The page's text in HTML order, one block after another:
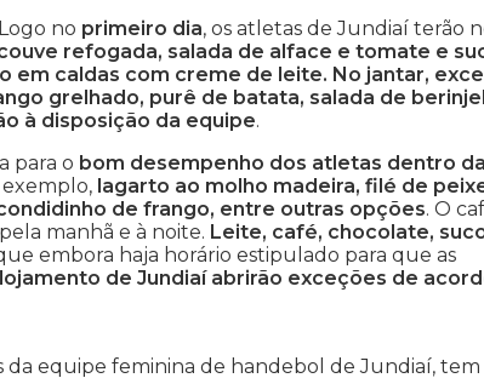
no primeiro dia, os atletas de Jundiaí terão
refogada, salada de alface e tomate e
em caldas com creme de leite. No jantar,
grelhado, purê de batata, salada de
à disposição da equipe.
para o bom desempenho dos atletas dentro
lagarto ao molho madeira, filé de
de frango, entre outras opções. O
manhã e à noite. Leite, café, chocolate,
embora haja horário estipulado para que as
de Jundiaí abrirão exceções de
da equipe feminina de handebol de Jundiaí, tem